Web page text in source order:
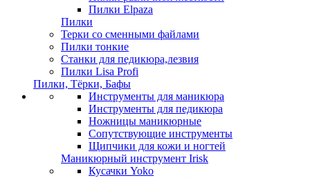
Пилки Elpaza
Пилки
Терки со сменными файлами
Пилки тонкие
Станки для педикюра,лезвия
Пилки Lisa Profi
Пилки, Тёрки, Бафы
Инструменты для маникюра
Инструменты для педикюра
Ножницы маникюрные
Сопутствующие инструменты
Щипчики для кожи и ногтей
Маникюрный инструмент Irisk
Кусачки Yoko